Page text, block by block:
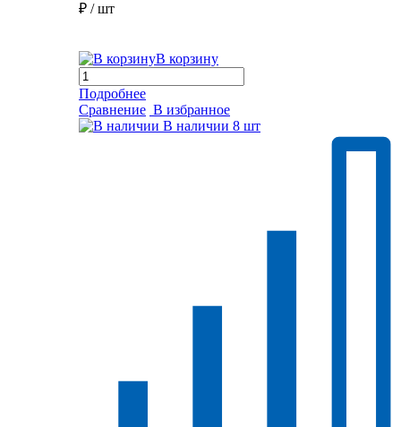
₽ / шт
В корзину
Подробнее
Сравнение В избранное
В наличии 8 шт